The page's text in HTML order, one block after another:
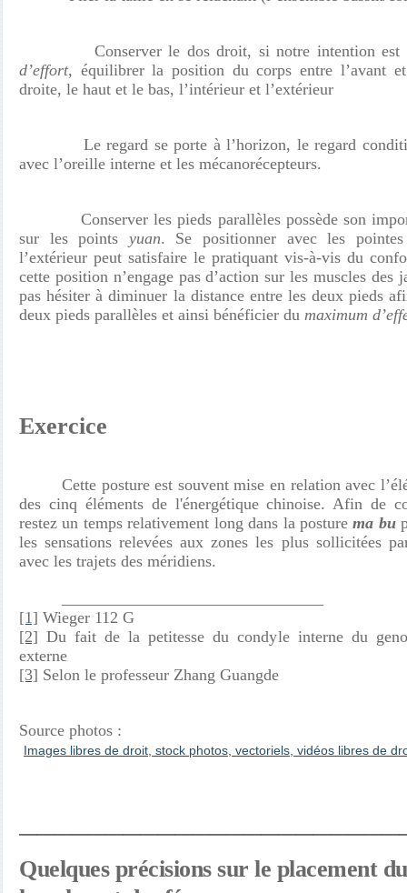
Conserver le dos droit, si notre intention est
d’effort, équilibrer la position du corps entre l’avant
droite, le haut et le bas, l’intérieur et l’extérieur
Le regard se porte à l’horizon, le regard
avec l’oreille interne et les mécanorécepteurs.
Conserver les pieds parallèles possède son
sur les points yuan. Se positionner avec les
l’extérieur peut satisfaire le pratiquant vis-à-vis du
cette position n’engage pas d’action sur les muscles des
pas hésiter à diminuer la distance entre les deux pieds
deux pieds parallèles et ainsi bénéficier du maximum
Exercice
Cette posture est souvent mise en relation avec
des cinq éléments de l'énergétique chinoise. Afin de
restez un temps relativement long dans la posturema bu
les sensations relevées aux zones les plus sollicitées
avec les trajets des méridiens.
[1] Wieger 112 G
[2] Du fait de la petitesse du condyle interne du
externe
[3] Selon le professeur Zhang Guangde
Source photos :
Images libres de droit, stock photos, vectoriels, vidéos libres de
Quelques précisions sur le placement